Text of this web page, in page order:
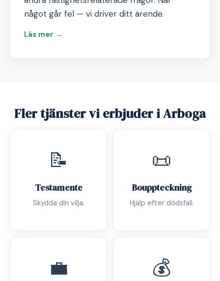
något går fel — vi driver ditt ärende.
Läs mer →
Fler tjänster vi erbjuder i Arboga
📝
Testamente
Skydda din vilja.
📜
Bouppteckning
Hjälp efter dödsfall.
💼 💰